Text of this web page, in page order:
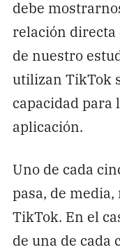
debe
relación
de nuestro
utilizan TikTok
capacidad
aplicación.
Uno de cada
pasa, de
TikTok. En el
de una de cada